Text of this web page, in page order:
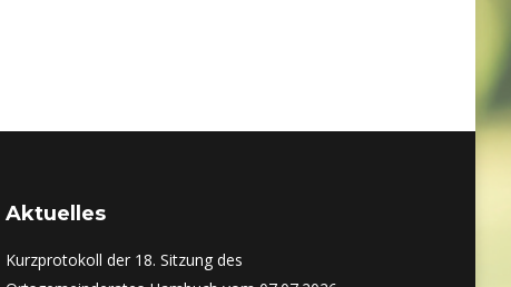
Aktuelles
Kurzprotokoll der 18. Sitzung des